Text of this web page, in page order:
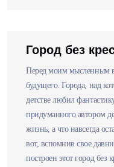
Город без
Перед моим мысленным
будущего. Города, над
детстве любил
придуманного автором
жизнь, а что навсегда
вот, вспомнив свое
построен этот город без